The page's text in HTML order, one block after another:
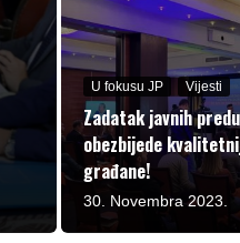
U fokusu JP Vijesti
Zadatak javnih
obezbijede
građane!
30. Novembra 2023.